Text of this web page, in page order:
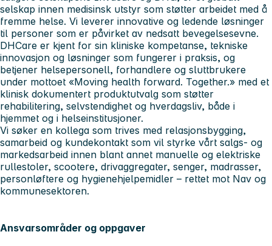
selskap innen medisinsk utstyr som støtter arbeidet med å
fremme helse. Vi leverer innovative og ledende løsninger
til personer som er påvirket av nedsatt bevegelsesevne.
DHCare er kjent for sin kliniske kompetanse, tekniske
innovasjon og løsninger som fungerer i praksis, og
betjener helsepersonell, forhandlere og sluttbrukere
under mottoet «Moving health forward. Together.» med et
klinisk dokumentert produktutvalg som støtter
rehabilitering, selvstendighet og hverdagsliv, både i
hjemmet og i helseinstitusjoner.
Vi søker en kollega som trives med relasjonsbygging,
samarbeid og kundekontakt som vil styrke vårt salgs- og
markedsarbeid innen blant annet manuelle og elektriske
rullestoler, scootere, drivaggregater, senger, madrasser,
personløftere og hygienehjelpemidler – rettet mot Nav og
kommunesektoren.
Ansvarsområder og oppgaver